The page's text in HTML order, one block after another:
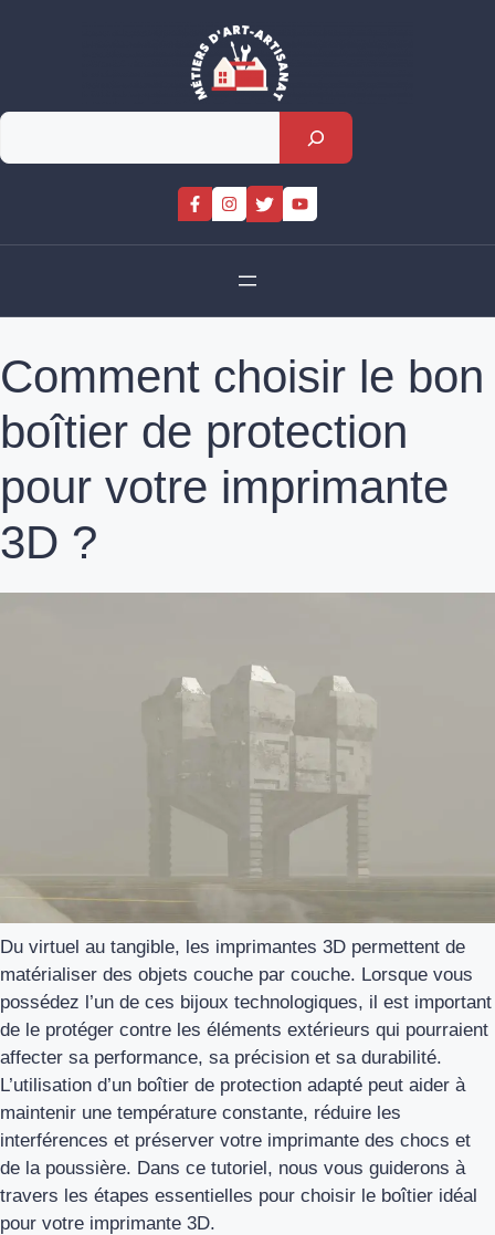
Rechercher
Comment choisir le bon
boîtier de protection
pour votre imprimante
3D ?
Du virtuel au tangible, les imprimantes 3D permettent de
matérialiser des objets couche par couche. Lorsque vous
possédez l’un de ces bijoux technologiques, il est important
de le protéger contre les éléments extérieurs qui pourraient
affecter sa performance, sa précision et sa durabilité.
L’utilisation d’un boîtier de protection adapté peut aider à
maintenir une température constante, réduire les
interférences et préserver votre imprimante des chocs et
de la poussière. Dans ce tutoriel, nous vous guiderons à
travers les étapes essentielles pour choisir le boîtier idéal
pour votre imprimante 3D.